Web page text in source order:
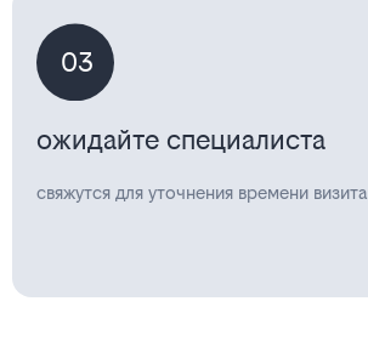
03
ожидайте специалиста
свяжутся для уточнения времени визита